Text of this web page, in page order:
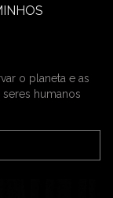
o planeta e as
humanos